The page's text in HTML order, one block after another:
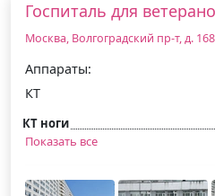
Госпиталь для
Москва, Волгоградский пр-т, д. 168
Аппараты:
КТ
КТ ноги
Показать все